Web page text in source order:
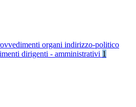
organi indirizzo-politico
dirigenti - amministrativi 1